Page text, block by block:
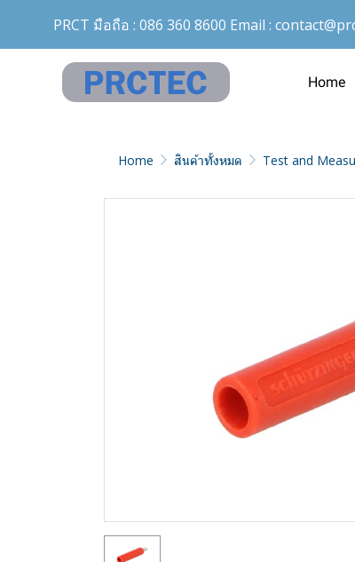
PRCT มือถือ : 086 360 8600 Email :
Home
Home สินค้าทั้งหมด Test and